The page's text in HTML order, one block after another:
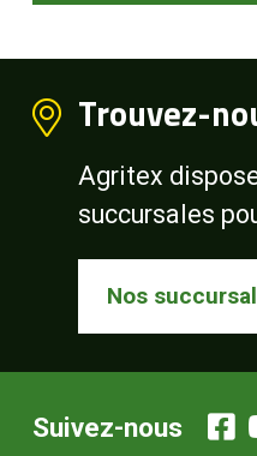
Trouvez-
Agritex
succursales
Nos
Suivez-nous